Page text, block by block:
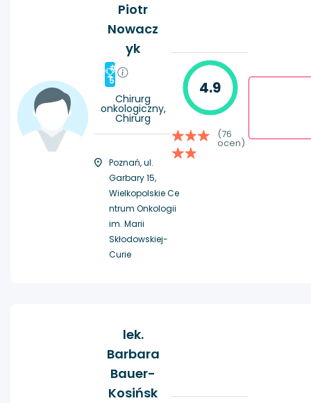
Piotr
Nowacz
yk
#
5
Chirurg
onkologiczny,
Chirurg
Poznań, ul.
Garbary 15,
Wielkopolskie Ce
ntrum Onkologii
im. Marii
Skłodowskiej-
Curie
4.9
(76
ocen)
lek.
Barbara
Bauer-
Kosińsk